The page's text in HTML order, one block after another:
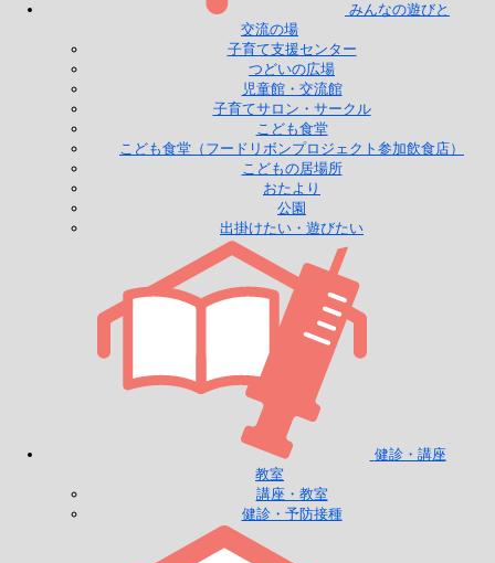
みんなの遊びと
交流の場
子育て支援センター
つどいの広場
児童館・交流館
子育てサロン・サークル
こども食堂
こども食堂（フードリボンプロジェクト参加飲食店）
こどもの居場所
おたより
公園
出掛けたい・遊びたい
健診・講座
教室
講座・教室
健診・予防接種